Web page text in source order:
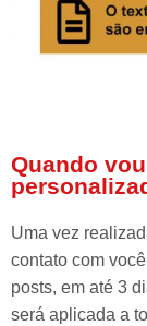
Quando
Uma vez
contato com
posts, em até 3
será aplicada a